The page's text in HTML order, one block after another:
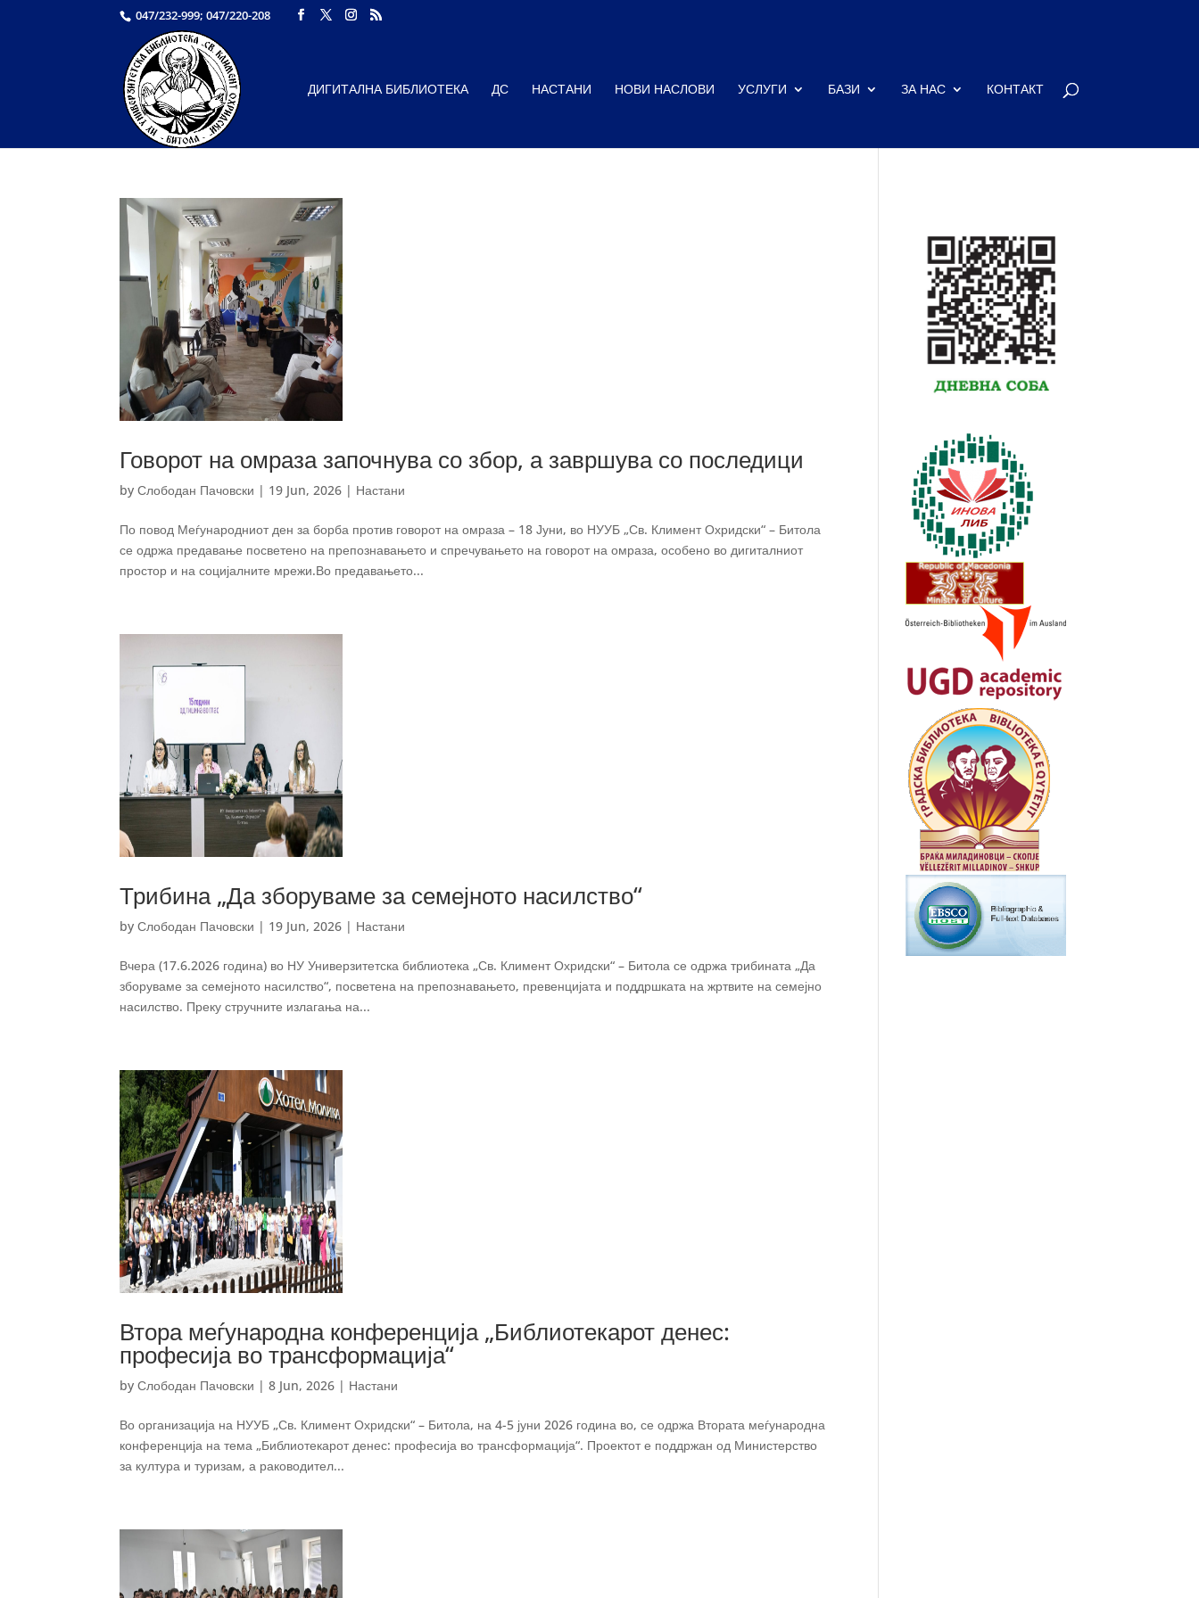
047/232-999; 047/220-208
ДИГИТАЛНА БИБЛИОТЕКА ДС НАСТАНИ НОВИ НАСЛОВИ УСЛУГИ БАЗИ ЗА НАС КОНТАКТ
Говорот на омраза започнува со збор, а завршува со последици
byСлободан Пачовски | 19 Jun, 2026 | Настани
По повод Меѓународниот ден за борба против говорот на омраза – 18 Јуни, во НУУБ „Св. Климент Охридски“ – Битола
се одржа предавање посветено на препознавањето и спречувањето на говорот на омраза, особено во дигиталниот
простор и на социјалните мрежи.Во предавањето...
Трибина „Да зборуваме за семејното насилство“
byСлободан Пачовски | 19 Jun, 2026 | Настани
Вчера (17.6.2026 година) во НУ Универзитетска библиотека „Св. Климент Охридски“ – Битола се одржа трибината „Да
зборуваме за семејното насилство“, посветена на препознавањето, превенцијата и поддршката на жртвите на семејно
насилство. Преку стручните излагања на...
Втора меѓународна конференција „Библиотекарот денес:
професија во трансформација“
byСлободан Пачовски |8 Jun, 2026 | Настани
Во организација на НУУБ „Св. Климент Охридски“ – Битола, на 4-5 јуни 2026 година во, се одржа Втората меѓународна
конференција на тема „Библиотекарот денес: професија во трансформација“. Проектот е поддржан од Министерство
за култура и туризам, а раководител...